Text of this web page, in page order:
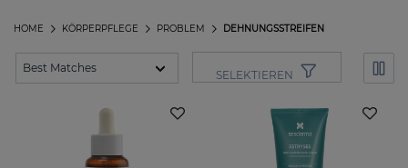
DEHNUNGSSTREIFEN
PROBLEM
KÖRPERPFLEGE
HOME
SELEKTIEREN